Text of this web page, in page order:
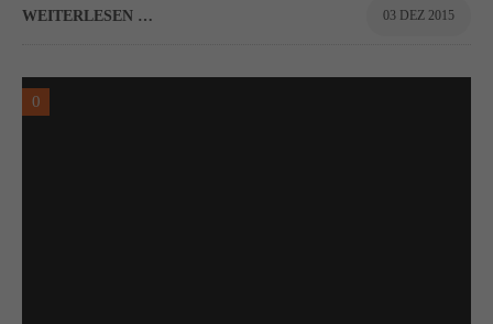
WEITERLESEN … 03 DEZ 2015
0